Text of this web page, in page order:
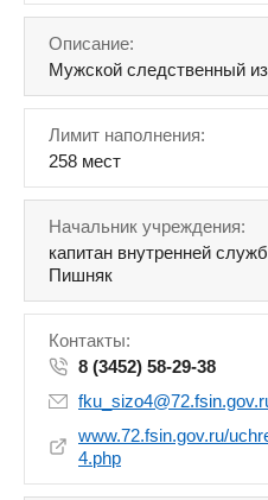
Описание:
Мужской следственный
Лимит наполнения:
258 мест
Начальник учреждения:
капитан внутренней
Пишняк
Контакты:
8 (3452) 58-29-38
www.72.fsin.gov.ru/
4.php